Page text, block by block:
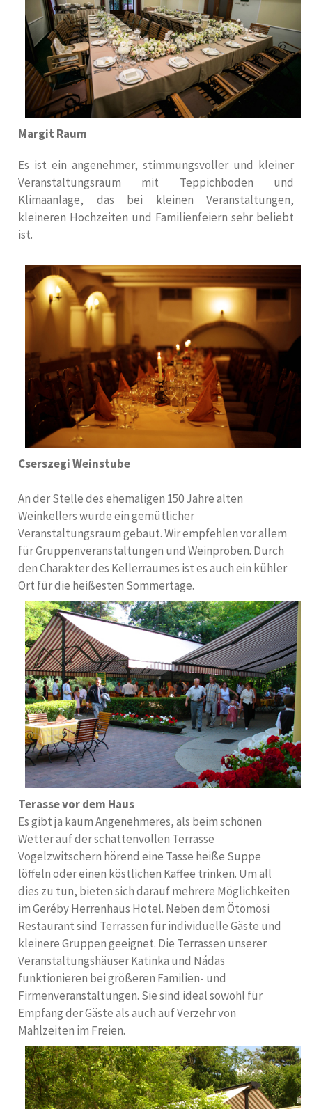
Margit Raum
Es ist ein angenehmer, stimmungsvoller und kleiner
Veranstaltungsraum mit Teppichboden und
Klimaanlage, das bei kleinen Veranstaltungen,
kleineren Hochzeiten und Familienfeiern sehr beliebt
ist.
Cserszegi Weinstube
An der Stelle des ehemaligen 150 Jahre alten
Weinkellers wurde ein gemütlicher
Veranstaltungsraum gebaut. Wir empfehlen vor allem
für Gruppenveranstaltungen und Weinproben. Durch
den Charakter des Kellerraumes ist es auch ein kühler
Ort für die heißesten Sommertage.
Terasse vor dem Haus
Es gibt ja kaum Angenehmeres, als beim schönen
Wetter auf der schattenvollen Terrasse
Vogelzwitschern hörend eine Tasse heiße Suppe
löffeln oder einen köstlichen Kaffee trinken. Um all
dies zu tun, bieten sich darauf mehrere Möglichkeiten
im Geréby Herrenhaus Hotel. Neben dem Ötömösi
Restaurant sind Terrassen für individuelle Gäste und
kleinere Gruppen geeignet. Die Terrassen unserer
Veranstaltungshäuser Katinka und Nádas
funktionieren bei größeren Familien- und
Firmenveranstaltungen. Sie sind ideal sowohl für
Empfang der Gäste als auch auf Verzehr von
Mahlzeiten im Freien.